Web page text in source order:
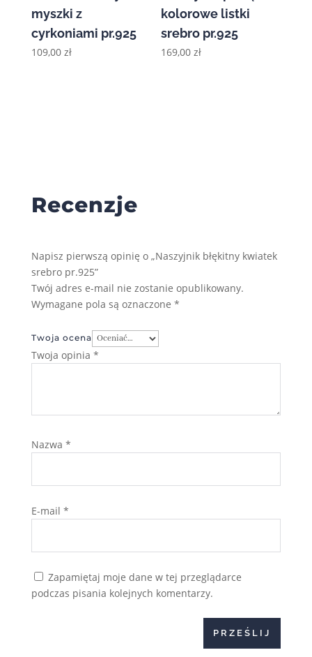
myszki z
cyrkoniami pr.925
109,00 zł
kolorowe listki
srebro pr.925
169,00zł
Recenzje
Napisz pierwszą opinię o „Naszyjnik błękitny kwiatek
srebro pr.925”
Twój adres e-mail nie zostanie opublikowany.
Wymagane pola są oznaczone *
Twoja ocena
Twoja opinia *
Nazwa *
E-mail *
Zapamiętaj moje dane w tej przeglądarce
podczas pisania kolejnych komentarzy.
PRZEŚLIJ